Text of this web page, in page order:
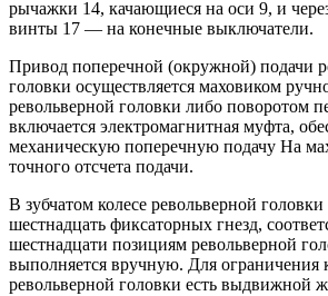
рычажки 14, качающиеся на оси 9, и
винты 17 — на конечные выключатели.
Привод поперечной (окружной) подачи
головки осуществляется маховиком
револьверной головки либо поворотом
включается электромагнитная муфта,
механическую поперечную подачу На
точного отсчета подачи.
В зубчатом колесе револьверной
шестнадцать фиксаторных гнезд,
шестнадцати позициям револьверной
выполняется вручную. Для ограничения
револьверной головки есть выдвижной